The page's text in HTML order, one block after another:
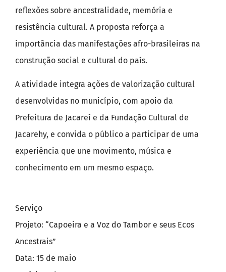
reflexões sobre ancestralidade, memória e
resistência cultural. A proposta reforça a
importância das manifestações afro-brasileiras na
construção social e cultural do país.
A atividade integra ações de valorização cultural
desenvolvidas no município, com apoio da
Prefeitura de Jacareí e da Fundação Cultural de
Jacarehy, e convida o público a participar de uma
experiência que une movimento, música e
conhecimento em um mesmo espaço.
Serviço
Projeto: “Capoeira e a Voz do Tambor e seus Ecos
Ancestrais”
Data: 15 de maio